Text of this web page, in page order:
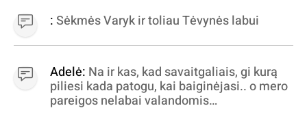
:Sėkmės Varyk ir toliau Tėvynės labui
Adelė: Na ir kas, kad savaitgaliais, gi kurą
piliesi kada patogu, kai baiginėjasi.. o mero
pareigos nelabai valandomis